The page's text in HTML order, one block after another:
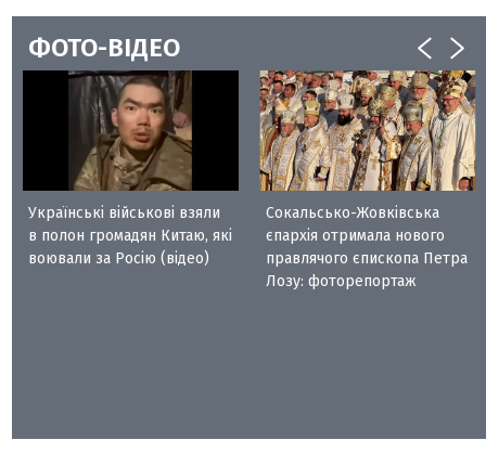
ФОТО-ВІДЕО
Українські військові взяли
в полон громадян Китаю, які
воювали за Росію (відео)
Сокальсько-Жовківська
єпархія отримала нового
правлячого єпископа Петра
Лозу: фоторепортаж